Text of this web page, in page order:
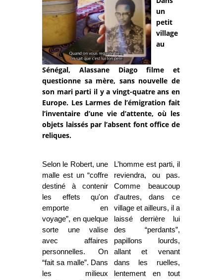
un
petit
village
au
Sénégal, Alassane Diago filme et
questionne sa mère, sans nouvelle de
son mari parti il y a vingt-quatre ans en
Europe. Les Larmes de l’émigration fait
l’inventaire d’une vie d’attente, où les
objets laissés par l’absent font office de
reliques.
Selon le Robert, une
malle est un “coffre
destiné à contenir
les effets qu'on
emporte en
voyage”, en quelque
sorte une valise
avec affaires
personnelles. On
“fait sa malle”. Dans
les milieux
L’homme est parti, il
reviendra, ou pas.
Comme beaucoup
d’autres, dans ce
village et ailleurs, il a
laissé derrière lui
des “perdants”,
papillons lourds,
allant et venant
dans les ruelles,
lentement en tout